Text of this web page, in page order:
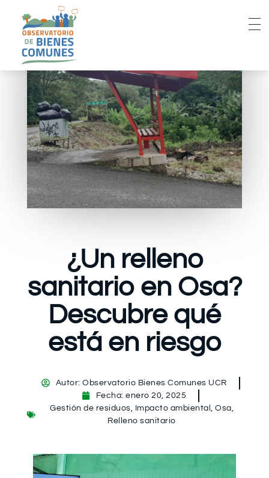
¿Un relleno
sanitario en Osa?
Descubre qué
está en riesgo
Autor: Observatorio Bienes Comunes UCR
Fecha: enero 20, 2025
Gestión de residuos
Impacto ambiental Osa
Relleno sanitario